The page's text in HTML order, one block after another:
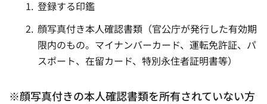
登録する印鑑
顔写真付き本人確認書類（官公庁が発行した有効期
限内のもの。マイナンバーカード、運転免許証、パ
スポート、在留カード、特別永住者証明書等）
※顔写真付きの本人確認書類を所有されていない方